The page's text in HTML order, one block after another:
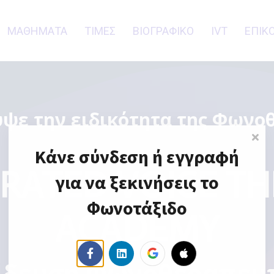
ΜΑΘΗΜΑΤΑ ΤΙΜΕΣ ΒΙΟΓΡΑΦΙΚΟ IVT
την ειδικότητα της
VOICE
ACADEMY
Κάνε σύνδεση ή εγγραφή
για να ξεκινήσεις το
Φωνοτάξιδο